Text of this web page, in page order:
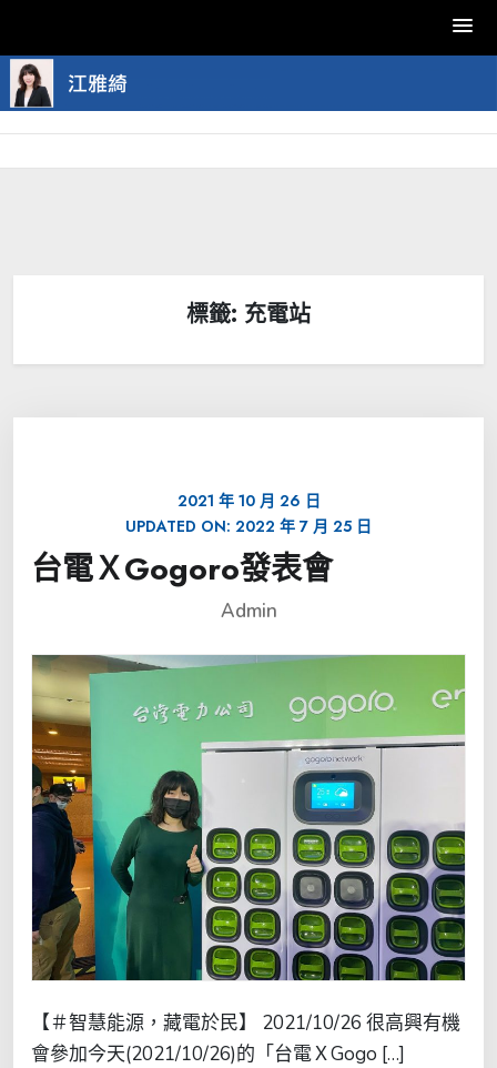
Skip
to
content
標籤: 充電站
2021 年 10 月 26 日
UPDATED ON: 2022 年 7 月 25 日
台電ＸGogoro發表會
Admin
【＃智慧能源，藏電於民】 2021/10/26 很高興有機
會參加今天(2021/10/26)的「台電ＸGogo […]